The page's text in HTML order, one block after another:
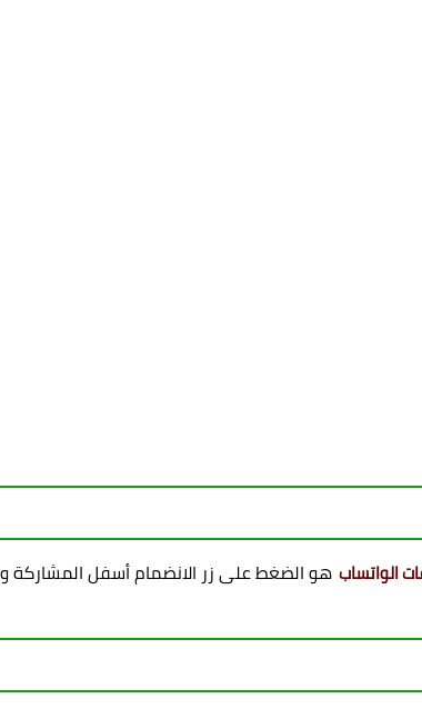
الواتساب هو الضغط على زر الانضمام أسفل المشاركة